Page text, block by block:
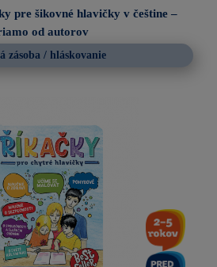
pre šikovné hlavičky v češtine –
od autorov
zásoba / hláskovanie